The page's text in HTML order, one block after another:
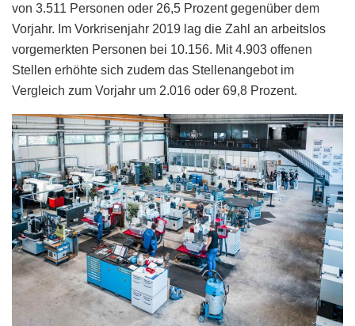
von 3.511 Personen oder 26,5 Prozent gegenüber dem
Vorjahr. Im Vorkrisenjahr 2019 lag die Zahl an arbeitslos
vorgemerkten Personen bei 10.156. Mit 4.903 offenen
Stellen erhöhte sich zudem das Stellenangebot im
Vergleich zum Vorjahr um 2.016 oder 69,8 Prozent.